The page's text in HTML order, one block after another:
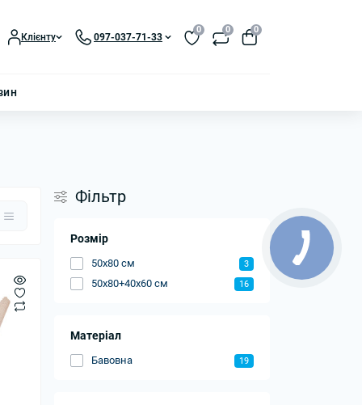
Клієнту 097-037-71-33
0 0 0
Фільтр
Розмір
50x80 см 3
50x80+40x60 см 16
Матеріал
Бавовна 19